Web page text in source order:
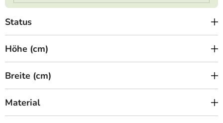
Status
Höhe (cm)
Breite (cm)
Material